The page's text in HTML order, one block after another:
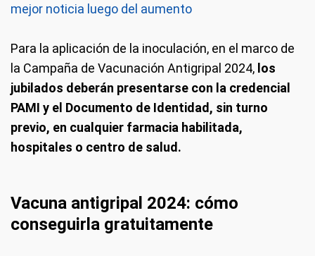
mejor noticia luego del aumento
Para la aplicación de la inoculación, en el marco de
la Campaña de Vacunación Antigripal 2024, los
jubilados deberán presentarse con la credencial
PAMI y el Documento de Identidad, sin turno
previo, en cualquier farmacia habilitada,
hospitales o centro de salud.
Vacuna antigripal 2024: cómo
conseguirla gratuitamente